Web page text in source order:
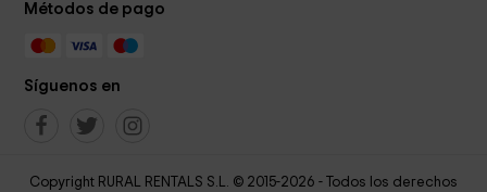
Métodos de pago
Síguenos en
Copyright RURAL RENTALS S.L. © 2015-2026 - Todos los derechos